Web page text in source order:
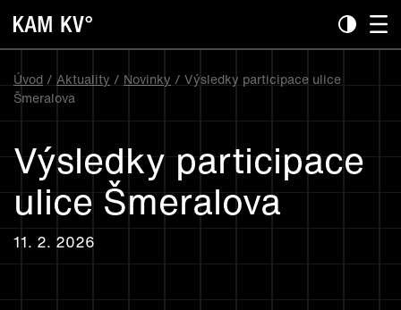
Úvod/ Aktuality / Novinky / Výsledky participace ulice
Šmeralova
Výsledky participace
ulice Šmeralova
11. 2. 2026